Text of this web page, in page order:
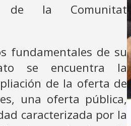
de la Comunitat
fundamentales de su
se encuentra la
de la oferta de
una oferta pública,
caracterizada por la